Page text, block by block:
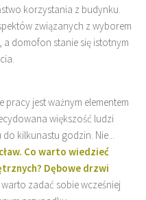
korzystania z budynku.
związanych z wyborem
a domofon stanie się istotnym
pracy jest ważnym elementem
większość ludzi
kilkunastu godzin. Nie...
Co warto wiedzieć
Dębowe drzwi
zadać sobie wcześniej